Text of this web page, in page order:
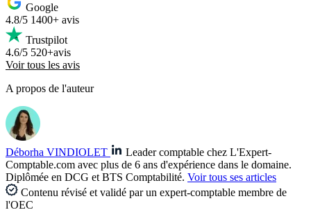
Google
4.8/5 1400+ avis
Trustpilot
4.6/5 520+avis
Voir tous les avis
A propos de l'auteur
Déborha VINDIOLET
Leader comptable chez L'Expert-
Comptable.com avec plus de 6 ans d'expérience dans le domaine.
Diplômée en DCG et BTS Comptabilité. Voir tous ses articles
Contenu révisé et validé par un expert-comptable membre de
l'OEC